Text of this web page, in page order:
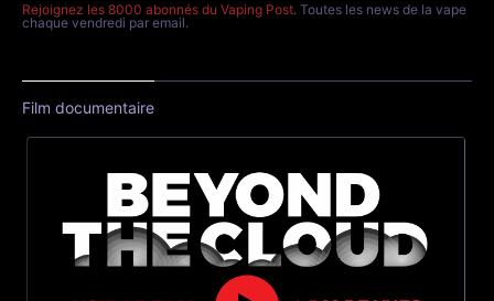
Rejoignez les 8000 abonnés du Vaping Post. Toutes les news de la vape
chaque vendredi par email.
Film documentaire